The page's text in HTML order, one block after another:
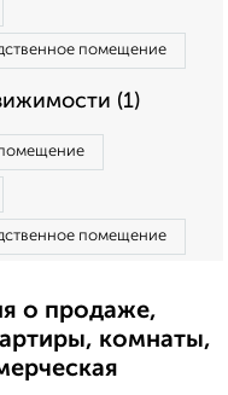
помещение
(1)
помещение
о продаже,
комнаты,